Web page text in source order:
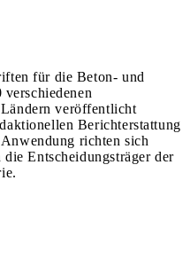
für die Beton- und
veröffentlicht
Berichterstattung
richten sich
Entscheidungsträger der